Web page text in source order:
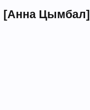
[Анна Цымбал]